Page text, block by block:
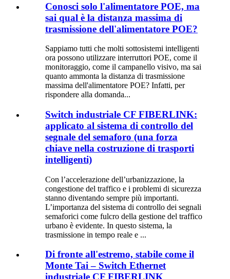
Conosci solo l'alimentatore POE, ma
sai qual è la distanza massima di
trasmissione dell'alimentatore POE?
Sappiamo tutti che molti sottosistemi intelligenti
ora possono utilizzare interruttori POE, come il
monitoraggio, come il campanello visivo, ma sai
quanto ammonta la distanza di trasmissione
massima dell'alimentatore POE? Infatti, per
rispondere alla domanda...
Switch industriale CF FIBERLINK:
applicato al sistema di controllo del
segnale del semaforo (una forza
chiave nella costruzione di trasporti
intelligenti)
Con l’accelerazione dell’urbanizzazione, la
congestione del traffico e i problemi di sicurezza
stanno diventando sempre più importanti.
L’importanza del sistema di controllo dei segnali
semaforici come fulcro della gestione del traffico
urbano è evidente. In questo sistema, la
trasmissione in tempo reale e ...
Di fronte all'estremo, stabile come il
Monte Tai – Switch Ethernet